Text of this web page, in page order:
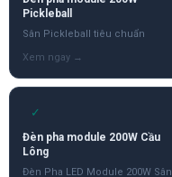
Pickleball
Sân Pickleball tiêu chuẩn
✓
Đèn pha module 200W Cầu
Lông
Đèn Pha LED Module 200W Sân